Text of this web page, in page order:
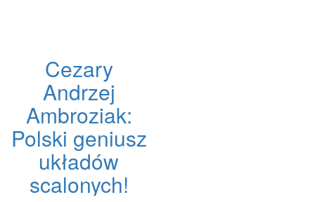
Cezary
Andrzej
Ambroziak:
Polski geniusz
układów
scalonych!